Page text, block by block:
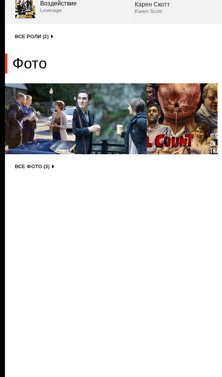
Воздействие
Leverage
Карен Скотт
Karen Scott
ВСЕ РОЛИ (2)
Фото
ВСЕ ФОТО (3)